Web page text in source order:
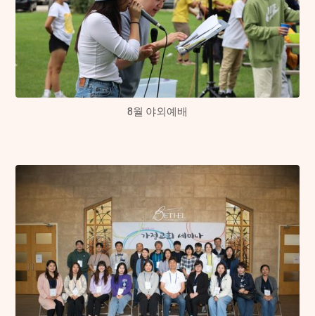
8월 야외예배